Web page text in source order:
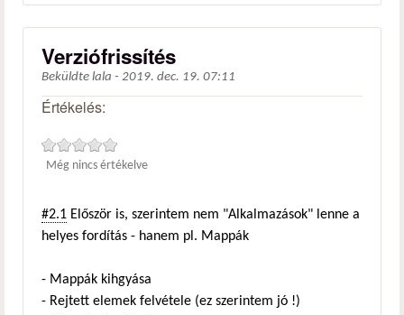
Verziófrissítés
Beküldte lala - 2019. dec. 19. 07:11
Értékelés:
Még nincs értékelve
#2.1 Először is, szerintem nem "Alkalmazások" lenne a
helyes fordítás - hanem pl. Mappák
- Mappák kihgyása
- Rejtett elemek felvétele (ez szerintem jó !)